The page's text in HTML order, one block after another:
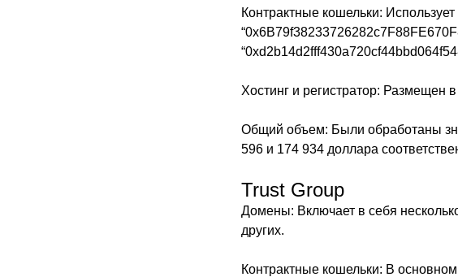
Контрактные кошельки:
Хостинг и регистратор: Размещен
Общий объем: Были обработаны
596 и 174 934 доллара
Trust Group
Домены: Включает в себя
других.
Контрактные кошельки: В